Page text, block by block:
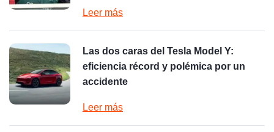
Leer más
Las dos caras del Tesla Model Y:
eficiencia récord y polémica por un
accidente
Leer más